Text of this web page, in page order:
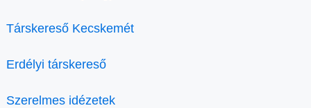
Társkereső Kecskemét
Erdélyi társkereső
Szerelmes idézetek